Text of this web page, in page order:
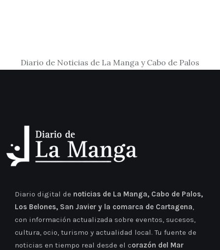
Diario de Noticias de La Manga y Cabo de Palos
Diario digital de noticias de La Manga, Cabo de Palos,
Los Belones, San Javier y la comarca de Cartagena
con información actualizada sobre eventos, sucesos,
cultura, ocio, turismo y actualidad local. Tu fuente de
noticias en tiempo real desde el corazón del Mar